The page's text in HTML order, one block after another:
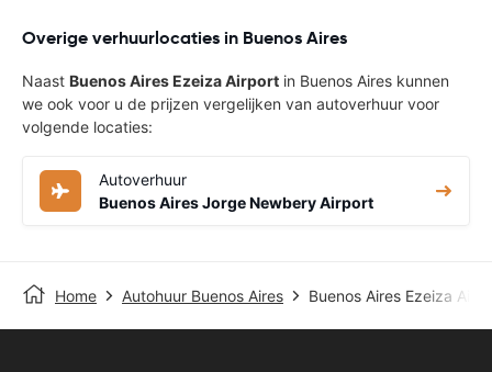
Overige verhuurlocaties in Buenos Aires
Naast Buenos Aires Ezeiza Airport in Buenos Aires kunnen
we ook voor u de prijzen vergelijken van autoverhuur voor
volgende locaties:
Autoverhuur
Buenos Aires Jorge Newbery Airport
Home Autohuur Buenos Aires Buenos Aires Ezeiza